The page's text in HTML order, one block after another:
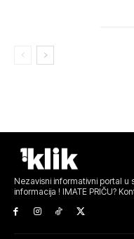
Nezavisni informativni portal u
informacija ! IMATE PRIČU?